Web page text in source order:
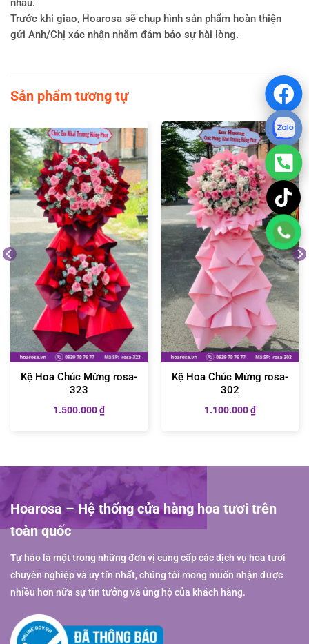
nhau.
Trước khi giao, Hoarosa sẽ chụp hình sản phẩm hoàn thiện
gửi Anh/Chị xác nhận nhằm đảm bảo sự hài lòng.
Sản phẩm tương tự
Kệ Hoa Chúc Mừng rosa-
323
1.500.000₫
Kệ Hoa Chúc Mừng rosa-
302
1.100.000₫
Hoarosa – Hệ thống cửa hàng hoa tươi trên
toàn quốc
Tự hào là một trong những đơn vị cung cấp các dịch vụ hoa tươi
chuyên nghiệp và uy tín nhất, chúng tôi mong muốn nhận được
nhiều hơn nữa sự tin tưởng và ủng hộ của khách hàng.